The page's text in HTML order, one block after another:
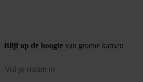
Blijf op de hoogte van groene kansen